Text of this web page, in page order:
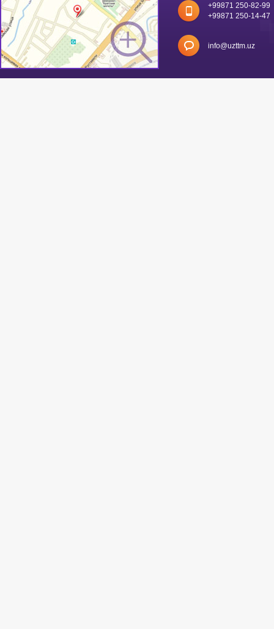
+99871 250-82-99
+99871 250-14-47
info@uzttm.uz